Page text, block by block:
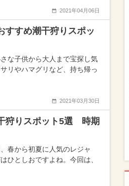
2021年04月06日
すすめ潮干狩りスポッ
な子供から大人まで宝探し気
リやハマグリなど、持ち帰っ
2021年03月30日
狩りスポット5選 時期
春から初夏に人気のレジャ
ひとしおですよね。今回は、